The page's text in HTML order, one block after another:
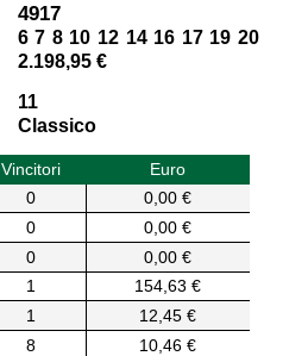
4917
6 7 8 10 12 14 16 17 19 20
2.198,95 €
11
Classico
Vincitori
Euro
0
0,00 €
0
0,00 €
0
0,00 €
1
154,63 €
1
12,45 €
8
10,46 €